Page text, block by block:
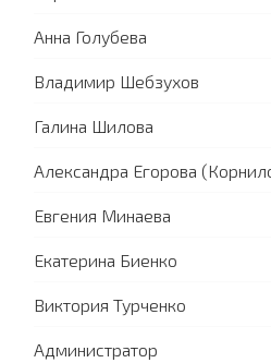
Анна Голубева
Владимир Шебзухов
Галина Шилова
Александра Егорова
Евгения Минаева
Екатерина Биенко
Виктория Турченко
Администратор